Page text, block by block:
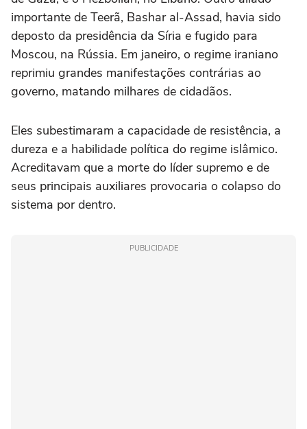
importante de Teerã, Bashar al-Assad, havia sido
deposto da presidência da Síria e fugido para
Moscou, na Rússia. Em janeiro, o regime iraniano
reprimiu grandes manifestações contrárias ao
governo, matando milhares de cidadãos.
Eles subestimaram a capacidade de resistência, a
dureza e a habilidade política do regime islâmico.
Acreditavam que a morte do líder supremo e de
seus principais auxiliares provocaria o colapso do
sistema por dentro.
PUBLICIDADE